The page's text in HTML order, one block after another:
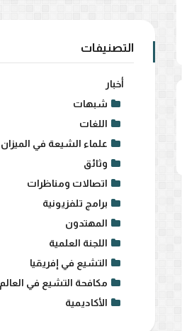
التصنيفات
أخبار
شبهات
اللغات
علماء الشيعة في الميزان
وثائق
اتصالات ومناظرات
برامج تلفزيونية
المهتدون
اللجنة العلمية
التشيع في إفريقيا
مكافحة التشيع في العالم
الأكاديمية